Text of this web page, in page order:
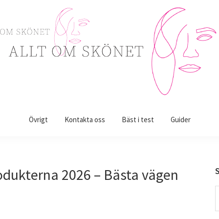
Övrigt Kontakta oss Bäst i test Guider
2026 – Bästa vägen